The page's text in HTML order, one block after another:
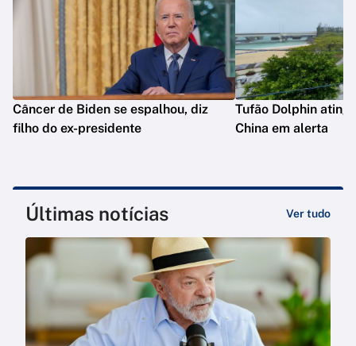
Câncer de Biden se espalhou, diz
filho do ex-presidente
Tufão Dolphin
China em alerta
Últimas notícias Ver tudo